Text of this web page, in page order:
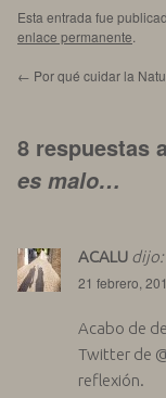
Esta entrada fue
enlace permanente
← Por qué cuidar la
8 respuestas
es malo…
ACALU dijo:
21 febrero,
Acabo de
Twitter de
reflexión.